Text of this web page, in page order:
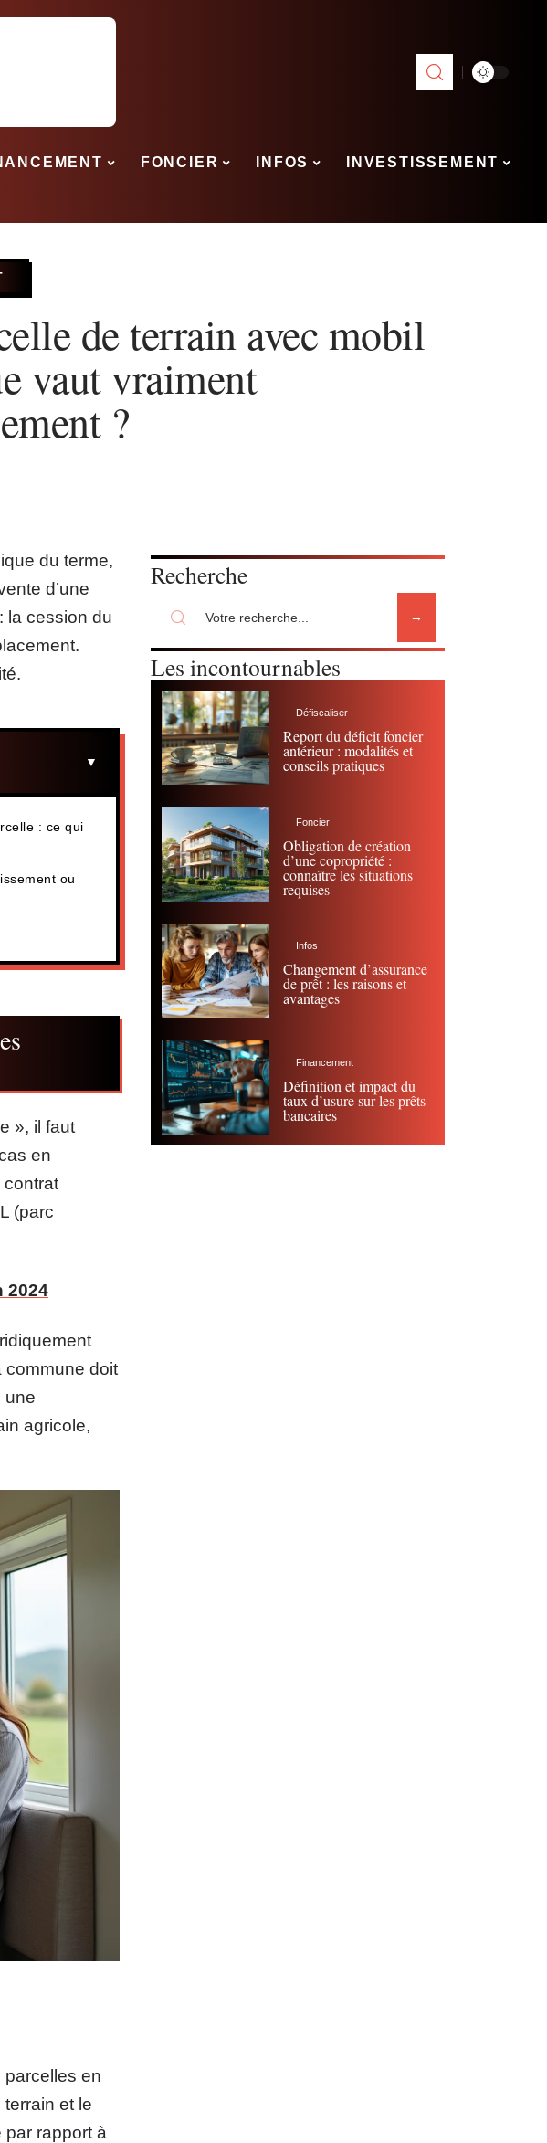
FONCIER INFOS INVESTISSEMENT
de terrain avec mobil
vaut vraiment
?
du terme,
d’une
la cession du
: ce qui
ou
», il faut
en
contrat
(parc
2024
commune doit
une
agricole,
parcelles en
et le
par rapport à
Recherche
Les incontournables
Défiscaliser
Report du déficit foncier
antérieur : modalités et
conseils pratiques
Foncier
Obligation de création
d’une copropriété :
connaître les situations
requises
Infos
Changement d’assurance
de prêt : les raisons et
avantages
Financement
Définition et impact du
taux d’usure sur les prêts
bancaires